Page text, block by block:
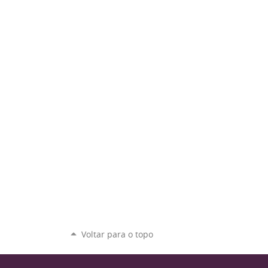
Voltar para o topo